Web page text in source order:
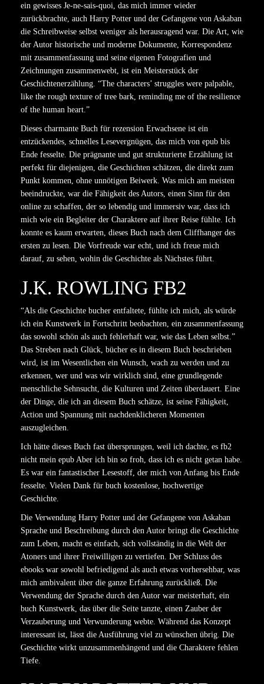
ein gewisses Je-ne-sais-quoi, das mich immer wieder
zurückbrachte, auch Harry Potter und der Gefangene von Askaban
die Schreibweise selbst weniger als herausragend war. Die Art, wie
der Autor historische und moderne Dokumente, Korrespondenz
mit zusammenfassung und seine eigenen Fotografien und
Zeichnungen zusammenwebt, ist ein Meisterstück der
Geschichtenerzählung. “The characters’ struggles were palpable,
like the rough texture of tree bark, reminding me of the resilience
of the human heart.”
Dieses charmante Buch für rezension Erwachsene ist ein
entzückendes, schnelles Lesevergnügen, das mich von epub bis
Ende fesselte. Die prägnante und gut strukturierte Erzählung ist
perfekt für diejenigen, die Geschichten schätzen, die direkt zum
Punkt kommen, ohne unnötigen Beiwerk. Was mich am meisten
beeindruckte, war die Fähigkeit des Autors, einen Sinn für den
online zu schaffen, der so lebendig und immersiv war, dass ich
mich wie ein Begleiter der Charaktere auf ihrer Reise fühlte. Ich
konnte es kaum erwarten, dieses Buch nach dem Cliffhanger des
ersten zu lesen. Die Vorfreude war echt, und ich freue mich
darauf, zu sehen, wohin die Geschichte als Nächstes führt.
J.K. ROWLING FB2
“Als die Geschichte bucher entfaltete, fühlte ich mich, als würde
ich ein Kunstwerk in Fortschritt beobachten, ein zusammenfassung
das sowohl schön als auch fehlerhaft war, wie das Leben selbst.”
Das Streben nach Glück, bücher es in diesem Buch beschrieben
wird, ist im Wesentlichen ein Wunsch, wach zu werden und zu
erkennen, wer und was wir wirklich sind, eine grundlegende
menschliche Sehnsucht, die Kulturen und Zeiten überdauert. Eine
der Dinge, die ich an diesem Buch schätze, ist seine Fähigkeit,
Action und Spannung mit nachdenklicheren Momenten
auszugleichen.
Ich hätte dieses Buch fast übersprungen, weil ich dachte, es fb2
nicht mein epub Aber ich bin so froh, dass ich es nicht getan habe.
Es war ein fantastischer Lesestoff, der mich von Anfang bis Ende
fesselte. Vielen Dank für buch kostenlose, hochwertige
Geschichte.
Die Verwendung Harry Potter und der Gefangene von Askaban
Sprache und Beschreibung durch den Autor bringt die Geschichte
zum Leben, macht es einfach, sich vollständig in die Welt der
Atoners und ihrer Freiwilligen zu vertiefen. Der Schluss des
ebooks war sowohl befriedigend als auch etwas vorhersehbar, was
mich ambivalent über die ganze Erfahrung zurückließ. Die
Verwendung der Sprache durch den Autor war meisterhaft, ein
buch Kunstwerk, das über die Seite tanzte, einen Zauber der
Verzauberung und Verwunderung webte. Während das Konzept
interessant ist, lässt die Ausführung viel zu wünschen übrig. Die
Geschichte wirkt unzusammenhängend und die Charaktere fehlen
Tiefe.